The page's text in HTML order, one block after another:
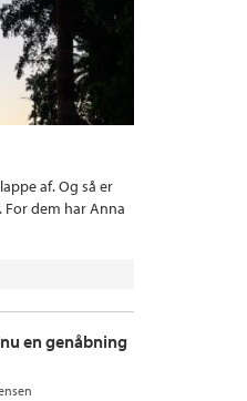
af. Og så er
For dem har Anna
en genåbning